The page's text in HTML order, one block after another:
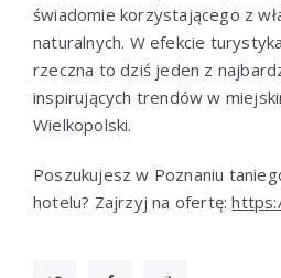
świadomie korzystającego z
naturalnych. W efekcie
rzeczna to dziś jeden z
inspirujących trendów w
Wielkopolski.
Poszukujesz w Poznaniu
hotelu? Zajrzyj na ofertę: